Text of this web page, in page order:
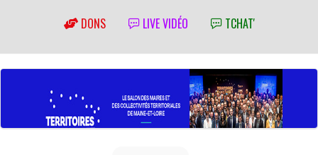
DONS LIVE VIDÉO TCHAT'